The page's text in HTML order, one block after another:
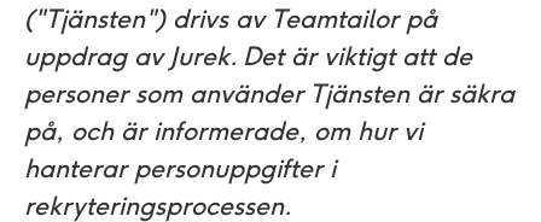
("Tjänsten") drivs av Teamtailor på
uppdrag av Jurek. Det är viktigt att de
personer som använder Tjänsten är säkra
på, och är informerade, om hur vi
hanterar personuppgifter i
rekryteringsprocessen.